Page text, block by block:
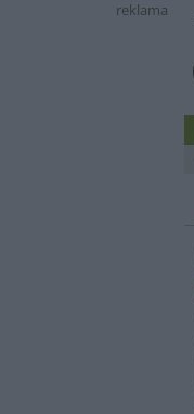
reklama